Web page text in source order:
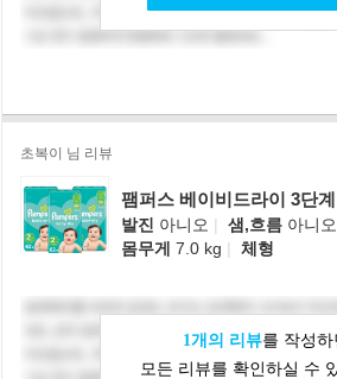
초복이 님 리뷰
팸퍼스 베이비드라이 3단계
발진 아니오 | 샘,흐름 아니오
몸무게 7.0 kg | 체형
1개의 리뷰를 작성하
모든 리뷰를 확인하실 수